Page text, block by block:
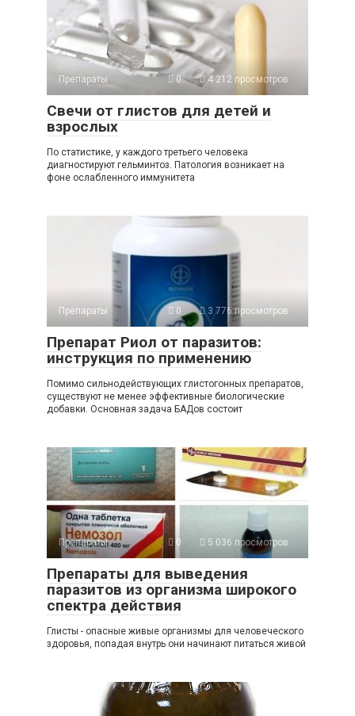
Препараты 0 4 212 просмотров
Свечи от глистов для детей и
взрослых
По статистике, у каждого третьего человека
диагностируют гельминтоз. Патология возникает на
фоне ослабленного иммунитета
Препараты 0 3 776 просмотров
Препарат Риол от паразитов:
инструкция по применению
Помимо сильнодействующих глистогонных препаратов,
существуют не менее эффективные биологические
добавки. Основная задача БАДов состоит
Препараты 0 5 036 просмотров
Препараты для выведения
паразитов из организма широкого
спектра действия
Глисты - опасные живые организмы для человеческого
здоровья, попадая внутрь они начинают питаться живой